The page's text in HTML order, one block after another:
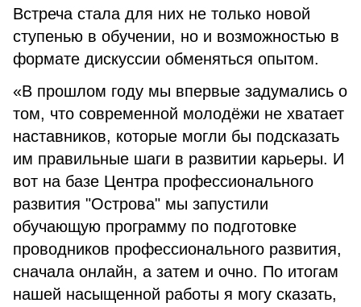
Встреча стала для них не только новой
ступенью в обучении, но и возможностью в
формате дискуссии обменяться опытом.
«В прошлом году мы впервые задумались о
том, что современной молодёжи не хватает
наставников, которые могли бы подсказать
им правильные шаги в развитии карьеры. И
вот на базе Центра профессионального
развития "Острова" мы запустили
обучающую программу по подготовке
проводников профессионального развития,
сначала онлайн, а затем и очно. По итогам
нашей насыщенной работы я могу сказать,